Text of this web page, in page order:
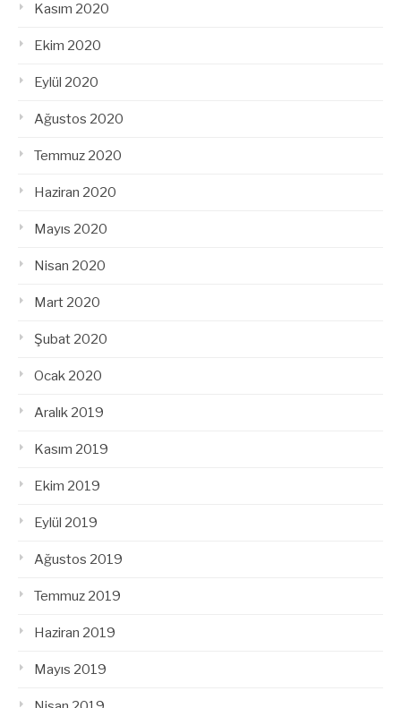
Kasım 2020
Ekim 2020
Eylül 2020
Ağustos 2020
Temmuz 2020
Haziran 2020
Mayıs 2020
Nisan 2020
Mart 2020
Şubat 2020
Ocak 2020
Aralık 2019
Kasım 2019
Ekim 2019
Eylül 2019
Ağustos 2019
Temmuz 2019
Haziran 2019
Mayıs 2019